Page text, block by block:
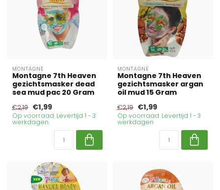
MONTAGNE
Montagne 7th Heaven
gezichtsmasker dead
sea mud pac 20 Gram
€2,19 €1,99
Op voorraad. Levertijd 1 - 3
werkdagen
MONTAGNE
Montagne 7th Heaven
gezichtsmasker argan
oil mud 15 Gram
€2,19 €1,99
Op voorraad. Levertijd 1 - 3
werkdagen